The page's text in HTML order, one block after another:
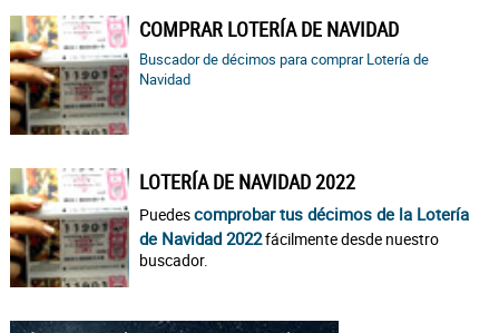
COMPRAR LOTERÍA DE NAVIDAD
Buscador de décimos para comprar Lotería de
Navidad
LOTERÍA DE NAVIDAD 2022
Puedescomprobar tus décimos de la Lotería
de Navidad 2022fácilmente desde nuestro
buscador.